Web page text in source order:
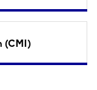
(CMI)